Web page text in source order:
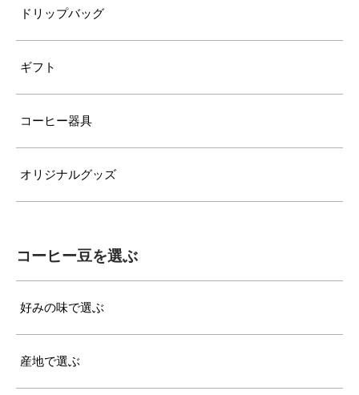
ドリップバッグ
ギフト
コーヒー器具
オリジナルグッズ
コーヒー豆を選ぶ
好みの味で選ぶ
産地で選ぶ